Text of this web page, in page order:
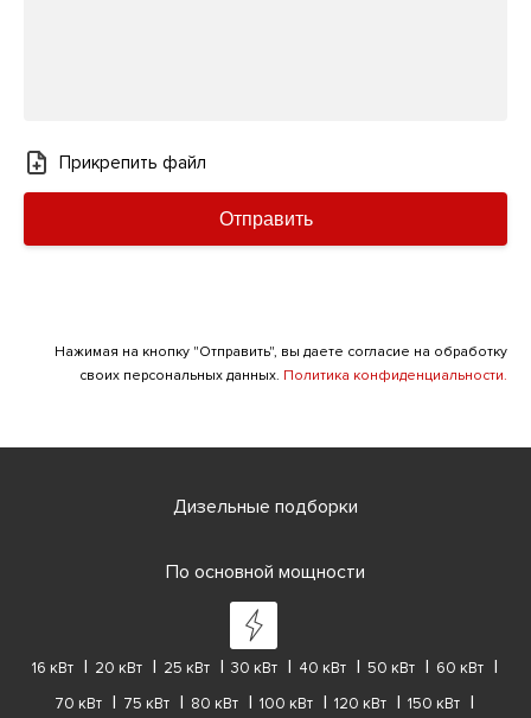
Прикрепить файл
Отправить
Нажимая на кнопку "Отправить", вы даете согласие на обработку
своих персональных данных. Политика конфиденциальности.
Дизельные подборки
По основной мощности
16 кВт 20 кВт 25 кВт 30 кВт 40 кВт 50 кВт
60 кВт
70 кВт
75 кВт 80 кВт 100 кВт 120 кВт
150 кВт